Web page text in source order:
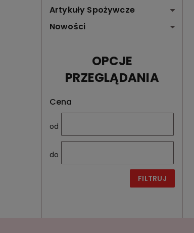
Artykuły Spożywcze
Nowości
OPCJE
PRZEGLĄDANIA
Cena
od
do
FILTRUJ